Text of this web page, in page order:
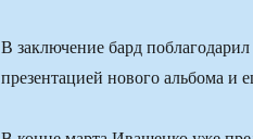
В заключение бард
презентацией нового альбома и